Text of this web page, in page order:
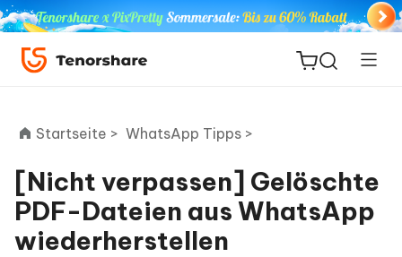
ReiBoot
for iOS
Startseite > WhatsApp Tipps >
[Nicht verpassen] Gelöschte
PDF-Dateien aus WhatsApp
wiederherstellen